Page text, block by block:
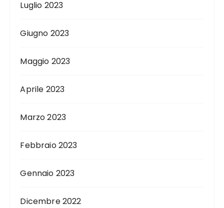
Luglio 2023
Giugno 2023
Maggio 2023
Aprile 2023
Marzo 2023
Febbraio 2023
Gennaio 2023
Dicembre 2022